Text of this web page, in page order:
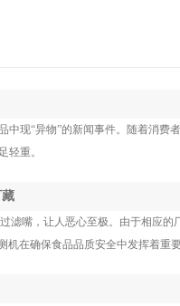
中现“异物”的新闻事件。随着消
轻重。
滤嘴，让人恶心至极。由于相应
在确保食品品质安全中发挥着重要